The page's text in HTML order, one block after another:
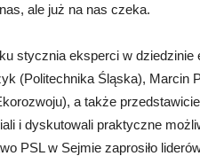
ale już na nas czeka.
stycznia eksperci w
(Politechnika Śląska), Marcin
a także
i dyskutowali praktyczne
PSL w Sejmie zaprosiło